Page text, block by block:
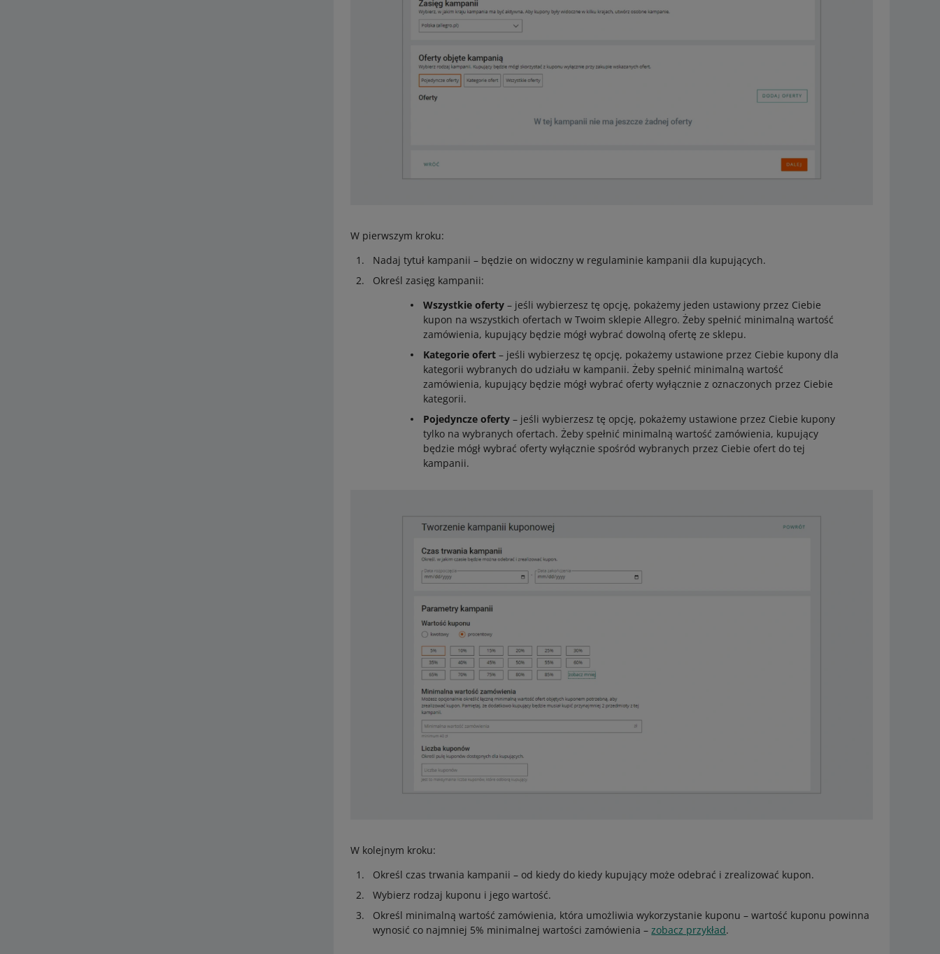
W pierwszym kroku:
Nadaj tytuł kampanii – będzie on widoczny w regulaminie kampanii dla kupujących.
Określ zasięg kampanii:
Wszystkie oferty – jeśli wybierzesz tę opcję, pokażemy jeden ustawiony przez Ciebie
kupon na wszystkich ofertach w Twoim sklepie Allegro. Żeby spełnić minimalną wartość
zamówienia, kupujący będzie mógł wybrać dowolną ofertę ze sklepu.
Kategorie ofert – jeśli wybierzesz tę opcję, pokażemy ustawione przez Ciebie kupony dla
kategorii wybranych do udziału w kampanii. Żeby spełnić minimalną wartość
zamówienia, kupujący będzie mógł wybrać oferty wyłącznie z oznaczonych przez Ciebie
kategorii.
Pojedyncze oferty – jeśli wybierzesz tę opcję, pokażemy ustawione przez Ciebie kupony
tylko na wybranych ofertach. Żeby spełnić minimalną wartość zamówienia, kupujący
będzie mógł wybrać oferty wyłącznie spośród wybranych przez Ciebie ofert do tej
kampanii.
W kolejnym kroku:
Określ czas trwania kampanii – od kiedy do kiedy kupujący może odebrać i zrealizować kupon.
Wybierz rodzaj kuponu i jego wartość.
Określ minimalną wartość zamówienia, która umożliwia wykorzystanie kuponu – wartość kuponu powinna
wynosić co najmniej 5% minimalnej wartości zamówienia –zobacz przykład.